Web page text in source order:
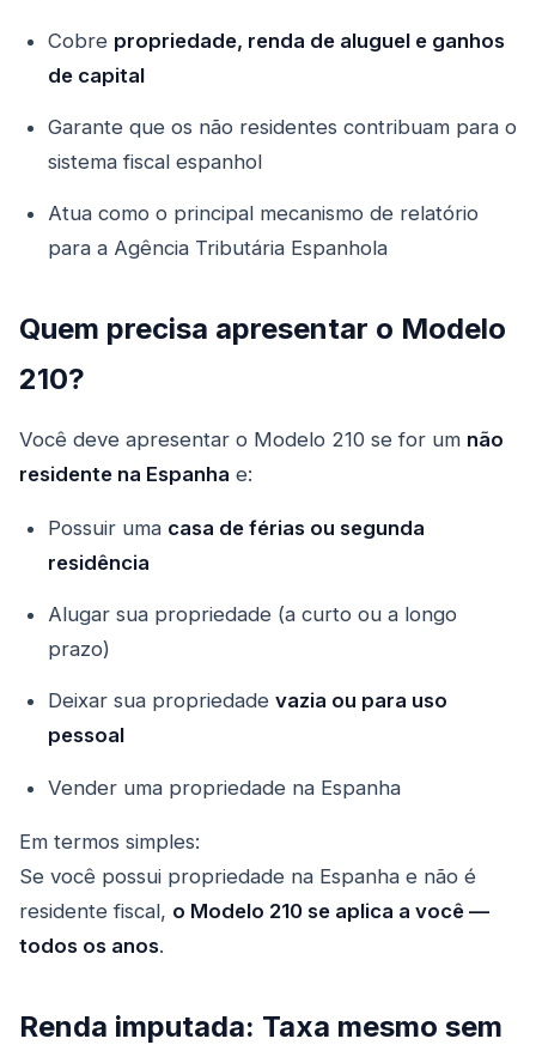
Cobre propriedade, renda de aluguel e ganhos
de capital
Garante que os não residentes contribuam para o
sistema fiscal espanhol
Atua como o principal mecanismo de relatório
para a Agência Tributária Espanhola
Quem precisa apresentar o Modelo
210?
Você deve apresentar o Modelo 210 se for um não
residente na Espanha e:
Possuir uma casa de férias ou segunda
residência
Alugar sua propriedade (a curto ou a longo
prazo)
Deixar sua propriedade vazia ou para uso
pessoal
Vender uma propriedade na Espanha
Em termos simples:
Se você possui propriedade na Espanha e não é
residente fiscal, o Modelo 210 se aplica a você —
todos os anos.
Renda imputada: Taxa mesmo sem